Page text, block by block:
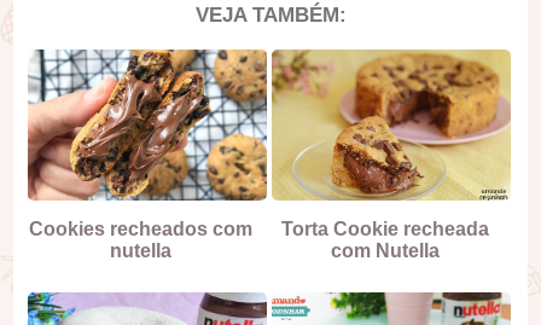
VEJA TAMBÉM:
Cookies recheados com
nutella
Torta Cookie recheada
com Nutella